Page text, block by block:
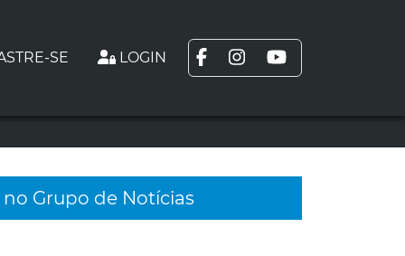
SE LOGIN
Grupo de Notícias